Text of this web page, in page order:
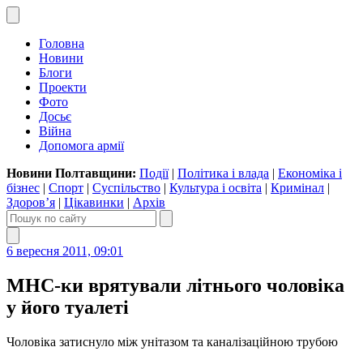
Головна
Новини
Блоги
Проекти
Фото
Досьє
Війна
Допомога армії
Новини Полтавщини: Події| Політика і влада | Економіка і
бізнес | Спорт | Суспільство | Культура і освіта | Кримінал |
Здоров’я | Цікавинки | Архів
6 вересня 2011, 09:01
МНС-ки врятували літнього чоловіка
у його туалеті
Чоловіка затиснуло між унітазом та каналізаційною трубою